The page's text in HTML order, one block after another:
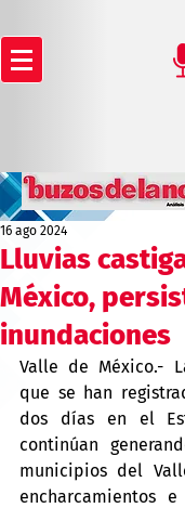
Lluvias
México,
inundaciones
16 ago 2024
Valle de México.-
que se han
dos días en el
continúan
municipios del
encharcamientos